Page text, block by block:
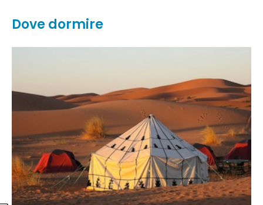
Dove dormire